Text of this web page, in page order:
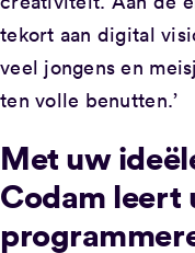
tekort aan digital
veel jongens en
ten volle benutten.’
Met uw
Codam leert